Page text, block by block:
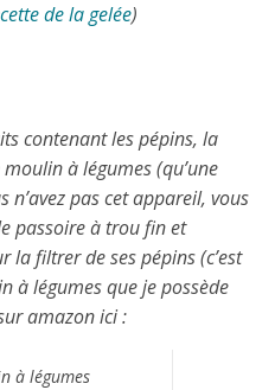
de la gelée)
contenant les pépins, la
à légumes (qu’une
n’avez pas cet appareil, vous
passoire à trou fin et
la filtrer de ses pépins (c’est
à légumes que je possède
amazon ici :
à légumes